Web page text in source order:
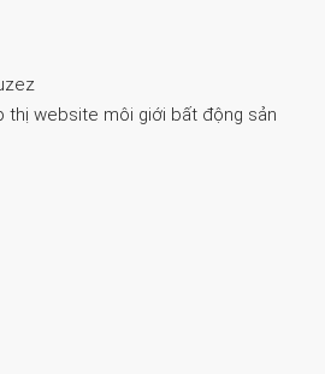
thị website môi giới bất động sản